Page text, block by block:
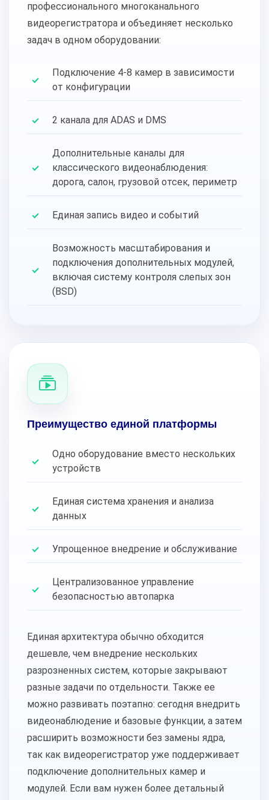
профессионального многоканального
видеорегистратора и объединяет несколько
задач в одном оборудовании:
Подключение 4-8 камер в зависимости
от конфигурации
2 канала для ADAS и DMS
Дополнительные каналы для
классического видеонаблюдения:
дорога, салон, грузовой отсек, периметр
Единая запись видео и событий
Возможность масштабирования и
подключения дополнительных модулей,
включая систему контроля слепых зон
(BSD)
Преимущество единой платформы
Одно оборудование вместо нескольких
устройств
Единая система хранения и анализа
данных
Упрощенное внедрение и обслуживание
Централизованное управление
безопасностью автопарка
Единая архитектура обычно обходится
дешевле, чем внедрение нескольких
разрозненных систем, которые закрывают
разные задачи по отдельности. Также ее
можно развивать поэтапно: сегодня внедрить
видеонаблюдение и базовые функции, а затем
расширить возможности без замены ядра,
так как видеорегистратор уже поддерживает
подключение дополнительных камер и
модулей. Если вам нужен более детальный